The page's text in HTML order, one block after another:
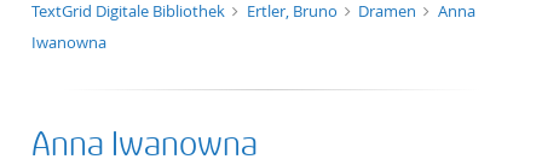
TextGrid Digitale Bibliothek Ertler, Bruno Dramen
Anna
Iwanowna
Anna Iwanowna